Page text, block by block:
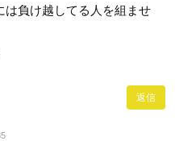
は負け越してる人を組ませ
返信